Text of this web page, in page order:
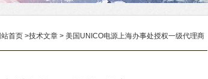
站首页 >技术文章 > 美国UNICO电源上海办事处授权一级代理商